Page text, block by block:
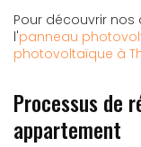
Pour découvrir nos
l'panneau
photovoltaïque à
Processus de
appartement